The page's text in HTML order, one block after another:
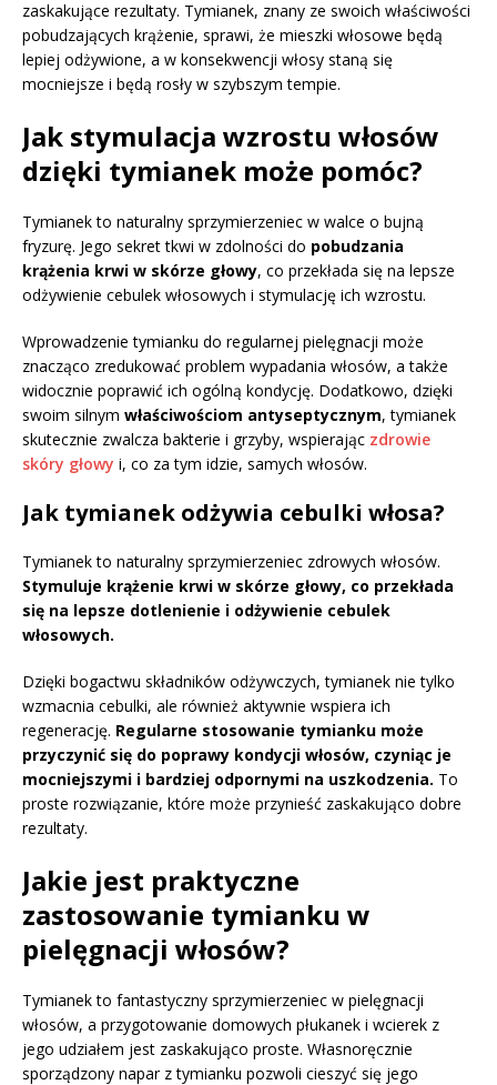
zaskakujące rezultaty. Tymianek, znany ze swoich właściwości
pobudzających krążenie, sprawi, że mieszki włosowe będą
lepiej odżywione, a w konsekwencji włosy staną się
mocniejsze i będą rosły w szybszym tempie.
Jak stymulacja wzrostu włosów
dzięki tymianek może pomóc?
Tymianek to naturalny sprzymierzeniec w walce o bujną
fryzurę. Jego sekret tkwi w zdolności do pobudzania
krążenia krwi w skórze głowy, co przekłada się na lepsze
odżywienie cebulek włosowych i stymulację ich wzrostu.
Wprowadzenie tymianku do regularnej pielęgnacji może
znacząco zredukować problem wypadania włosów, a także
widocznie poprawić ich ogólną kondycję. Dodatkowo, dzięki
swoim silnym właściwościom antyseptycznym, tymianek
skutecznie zwalcza bakterie i grzyby, wspierając zdrowie
skóry głowy i, co za tym idzie, samych włosów.
Jak tymianek odżywia cebulki włosa?
Tymianek to naturalny sprzymierzeniec zdrowych włosów.
Stymuluje krążenie krwi w skórze głowy, co przekłada
się na lepsze dotlenienie i odżywienie cebulek
włosowych.
Dzięki bogactwu składników odżywczych, tymianek nie tylko
wzmacnia cebulki, ale również aktywnie wspiera ich
regenerację. Regularne stosowanie tymianku może
przyczynić się do poprawy kondycji włosów, czyniąc je
mocniejszymi i bardziej odpornymi na uszkodzenia. To
proste rozwiązanie, które może przynieść zaskakująco dobre
rezultaty.
Jakie jest praktyczne
zastosowanie tymianku w
pielęgnacji włosów?
Tymianek to fantastyczny sprzymierzeniec w pielęgnacji
włosów, a przygotowanie domowych płukanek i wcierek z
jego udziałem jest zaskakująco proste. Własnoręcznie
sporządzony napar z tymianku pozwoli cieszyć się jego